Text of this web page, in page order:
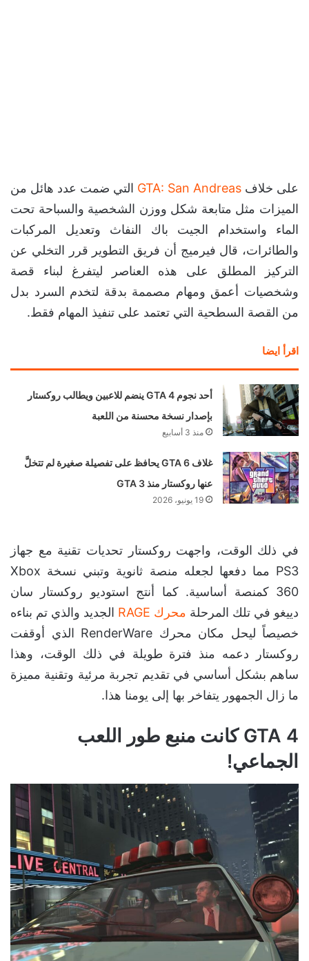
على خلاف GTA: San Andreas التي ضمت عدد هائل من
الميزات مثل متابعة شكل ووزن الشخصية والسباحة تحت
الماء واستخدام الجيت باك النفاث وتعديل المركبات
والطائرات، قال فيرميج أن فريق التطوير قرر التخلي عن
التركيز المطلق على هذه العناصر ليتفرغ لبناء قصة
وشخصيات أعمق ومهام مصممة بدقة لتخدم السرد بدل
من القصة السطحية التي تعتمد على تنفيذ المهام فقط.
اقرأ ايضا
أحد نجوم GTA 4 ينضم للاعبين ويطالب روكستار
بإصدار نسخة محسنة من اللعبة
منذ 3 أسابيع
غلاف GTA 6 يحافظ على تفصيلة صغيرة لم تتخلَّ
عنها روكستار منذ GTA 3
19 يونيو، 2026
في ذلك الوقت، واجهت روكستار تحديات تقنية مع جهاز
PS3 مما دفعها لجعله منصة ثانوية وتبني نسخة Xbox
360 كمنصة أساسية. كما أنتج استوديو روكستار سان
دييغو في تلك المرحلة محرك RAGE
الجديد والذي تم بناءه
خصيصاً ليحل مكان محرك RenderWare الذي أوقفت
روكستار دعمه منذ فترة طويلة في ذلك الوقت، وهذا
ساهم بشكل أساسي في تقديم تجربة مرئية وتقنية مميزة
ما زال الجمهور يتفاخر بها إلى يومنا هذا.
GTA 4 كانت منبع طور اللعب
الجماعي!